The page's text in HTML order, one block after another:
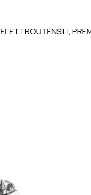
ELETTROUTENSILI,